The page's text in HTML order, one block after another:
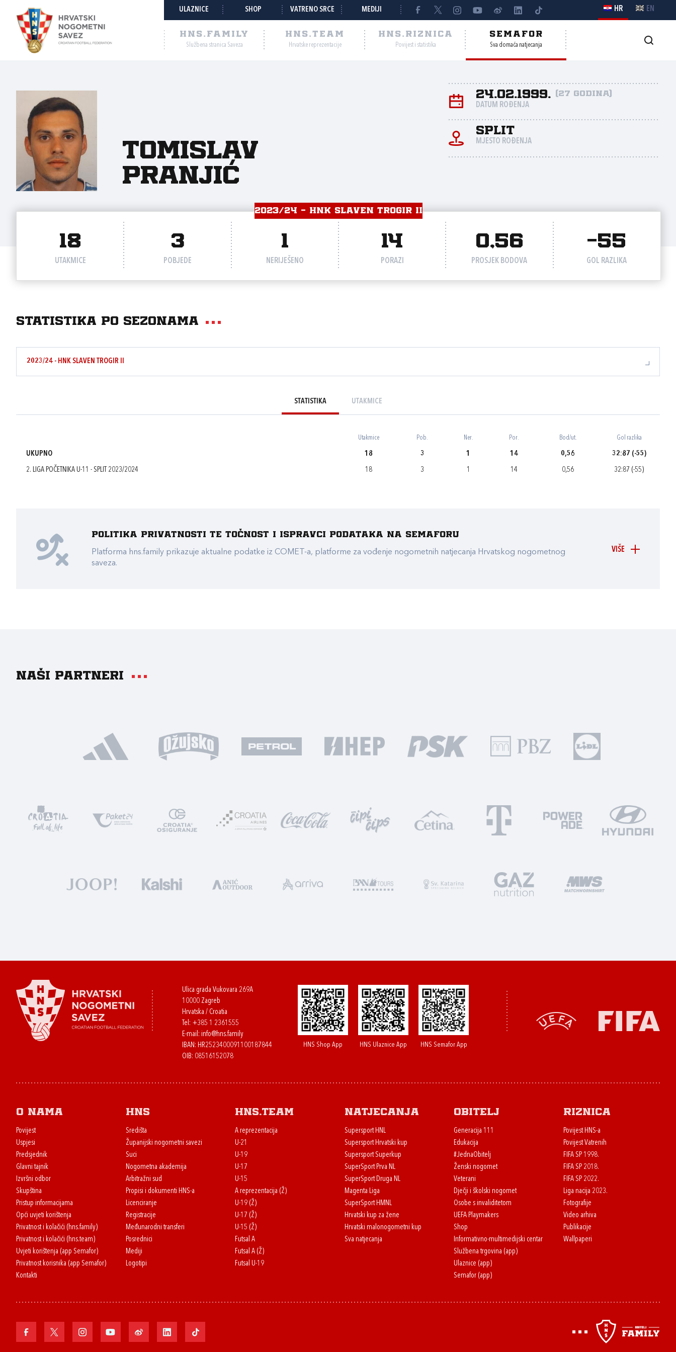
ULAZNICE SHOP VATRENO SRCE MEDIJI HR EN
HNS.FAMILY
Službena stranica Saveza
HNS.TEAM
Hrvatske reprezentacije
HNS.RIZNICA
Povijest i statistika
SEMAFOR
Sva domaća natjecanja
Tomislav
Pranjić
24.02.1999. (27 godina)
DATUM ROĐENJA
Split
MJESTO ROĐENJA
2023/24 - HNK SLAVEN TROGIR II
18
UTAKMICE
3
POBJEDE
1
NERIJEŠENO
14
PORAZI
0,56
PROSJEK BODOVA
-55
GOL RAZLIKA
Statistika po sezonama
2023/24 - HNK SLAVEN TROGIR II
STATISTIKA UTAKMICE
Utakmice Pob. Ner. Por. Bod/ut. Gol razlika
UKUPNO 18 3 1 14 0,56 32:87 (-55)
2. LIGA POČETNIKA U-11 - SPLIT 2023/2024 18 3 1 14 0,56 32:87 (-55)
VIŠE
Politika privatnosti te točnost i ispravci podataka na Semaforu
Platforma hns.family prikazuje aktualne podatke iz COMET-a, platforme za vođenje nogometnih natjecanja Hrvatskog nogometnog
saveza.
Naši partneri
Ulica grada Vukovara 269A
10000 Zagreb
Hrvatska / Croatia
Tel: +385 1 2361555
E-mail: info@hns.family
IBAN: HR2523400091100187844
OIB: 08516152078
HNS Shop App HNS Ulaznice App HNS Semafor App
O nama
Povijest
Uspjesi
Predsjednik
Glavni tajnik
Izvršni odbor
Skupština
Pristup informacijama
Opći uvjeti korištenja
Privatnost i kolačići (hns.family)
Privatnost i kolačići (hns.team)
Uvjeti korištenja (app Semafor)
Privatnost korisnika (app Semafor)
Kontakti
HNS
Središta
Županijski nogometni savezi
Suci
Nogometna akademija
Arbitražni sud
Propisi i dokumenti HNS-a
Licenciranje
Registracije
Međunarodni transferi
Posrednici
Mediji
Logotipi
HNS.team
A reprezentacija
U-21
U-19
U-17
U-15
A reprezentacija (Ž)
U-19 (Ž)
U-17 (Ž)
U-15 (Ž)
Futsal A
Futsal A (Ž)
Futsal U-19
Natjecanja
Supersport HNL
Supersport Hrvatski kup
Supersport Superkup
SuperSport Prva NL
SuperSport Druga NL
Magenta Liga
SuperSport HMNL
Hrvatski kup za žene
Hrvatski malonogometni kup
Sva natjecanja
Obitelj
Generacija 111
Edukacija
#JednaObitelj
Ženski nogomet
Veterani
Dječji i školski nogomet
Osobe s invaliditetom
UEFA Playmakers
Shop
Informativno-multimedijski centar
Službena trgovina (app)
Ulaznice (app)
Semafor (app)
Riznica
Povijest HNS-a
Povijest Vatrenih
FIFA SP 1998.
FIFA SP 2018.
FIFA SP 2022.
Liga nacija 2023.
Fotografije
Video arhiva
Publikacije
Wallpaperi